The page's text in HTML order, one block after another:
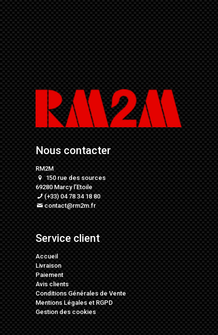
Nous contacter
RM2M
150 rue des sources
69280 Marcy l’Etoile
(+33) 04 78 34 18 80
contact@rm2m.fr
Service client
Accueil
Livraison
Paiement
Avis clients
Conditions Générales de Vente
Mentions LégalesetRGPD
Gestion des cookies